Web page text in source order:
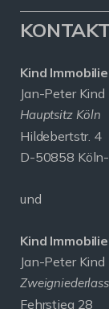
KONTAKT
Kind
Jan-Peter Kind
Hauptsitz Köln
Hildebertstr. 4
D-50858
und
Kind
Jan-Peter Kind
Fehrstieg 28